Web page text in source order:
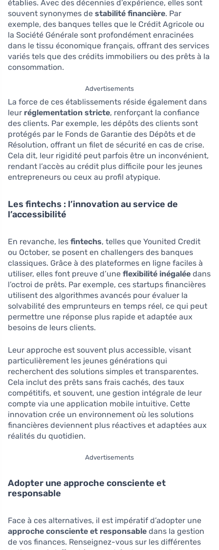
établies. Avec des décennies d’expérience, elles sont
souvent synonymes de stabilité financière. Par
exemple, des banques telles que le Crédit Agricole ou
la Société Générale sont profondément enracinées
dans le tissu économique français, offrant des services
variés tels que des crédits immobiliers ou des prêts à la
consommation.
Advertisements
La force de ces établissements réside également dans
leur réglementation stricte, renforçant la confiance
des clients. Par exemple, les dépôts des clients sont
protégés par le Fonds de Garantie des Dépôts et de
Résolution, offrant un filet de sécurité en cas de crise.
Cela dit, leur rigidité peut parfois être un inconvénient,
rendant l’accès au crédit plus difficile pour les jeunes
entrepreneurs ou ceux au profil atypique.
Les fintechs : l’innovation au service de
l’accessibilité
En revanche, les fintechs, telles que Younited Credit
ou October, se posent en challengers des banques
classiques. Grâce à des plateformes en ligne faciles à
utiliser, elles font preuve d’une flexibilité inégalée dans
l’octroi de prêts. Par exemple, ces startups financières
utilisent des algorithmes avancés pour évaluer la
solvabilité des emprunteurs en temps réel, ce qui peut
permettre une réponse plus rapide et adaptée aux
besoins de leurs clients.
Leur approche est souvent plus accessible, visant
particulièrement les jeunes générations qui
recherchent des solutions simples et transparentes.
Cela inclut des prêts sans frais cachés, des taux
compétitifs, et souvent, une gestion intégrale de leur
compte via une application mobile intuitive. Cette
innovation crée un environnement où les solutions
financières deviennent plus réactives et adaptées aux
réalités du quotidien.
Advertisements
Adopter une approche consciente et
responsable
Face à ces alternatives, il est impératif d’adopter une
approche consciente et responsable dans la gestion
de vos finances. Renseignez-vous sur les différentes